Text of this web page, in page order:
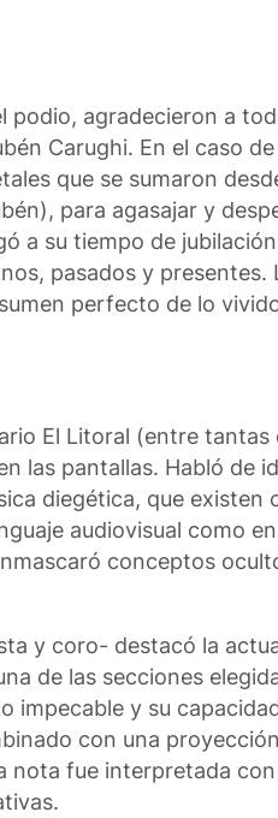
agradecieron a
Carughi. En el caso
que se sumaron
para agasajar y
a su tiempo de
pasados y presentes.
perfecto de lo
El Litoral (entre
las pantallas. Habló de
diegética, que existen
audiovisual como
conceptos
y coro- destacó la
de las secciones
y su
con una
fue interpretada